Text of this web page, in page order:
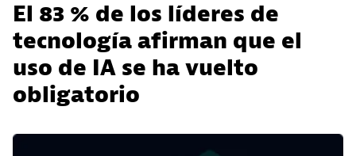
El 83 % de los líderes de
tecnología afirman que el
uso de IA se ha vuelto
obligatorio